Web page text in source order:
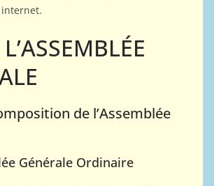
de l’Assemblée
Générale Ordinaire